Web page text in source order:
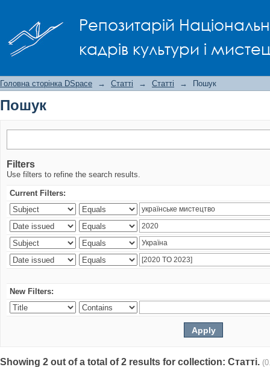
Репозитарій
кадрів культури і
Головна сторінка DSpace → Статті → Статті → Пошук
Пошук
Filters
Use filters to refine the search results.
Current Filters:
New Filters:
Showing 2 out of a total of 2 results for collection: Статті.